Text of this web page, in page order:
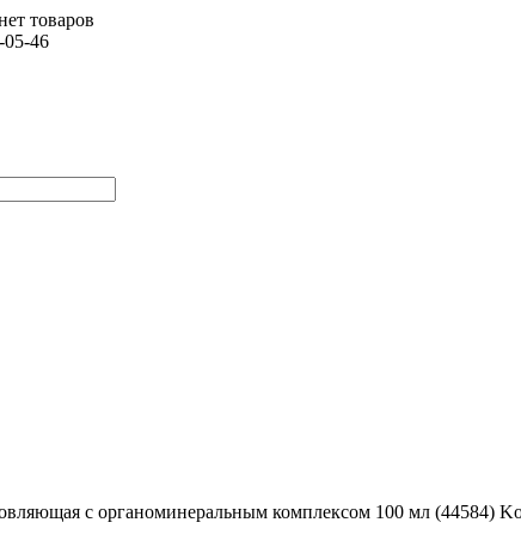
товаров
05-46
с органоминеральным комплексом 100 мл (44584)